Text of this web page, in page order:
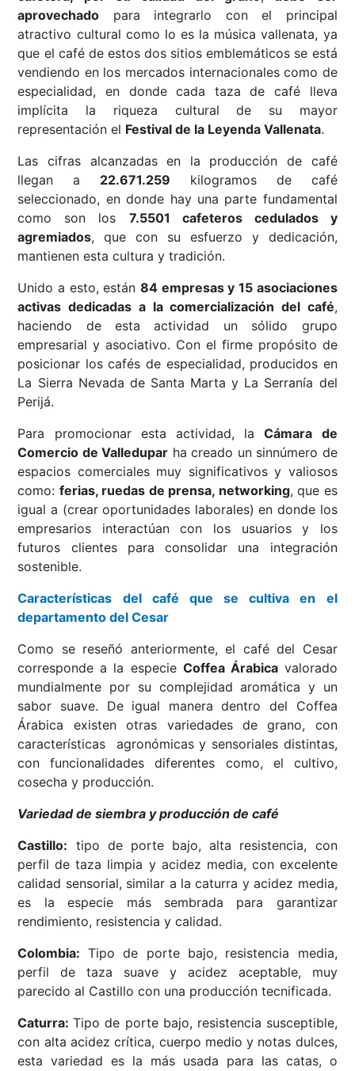
aprovechado para integrarlo con el principal
atractivo cultural como lo es la música vallenata, ya
que el café de estos dos sitios emblemáticos se está
vendiendo en los mercados internacionales como de
especialidad, en donde cada taza de café lleva
implícita la riqueza cultural de su mayor
representación el Festival de la Leyenda Vallenata.
Las cifras alcanzadas en la producción de café
llegan a 22.671.259 kilogramos de café
seleccionado, en donde hay una parte fundamental
como son los 7.5501 cafeteros cedulados y
agremiados, que con su esfuerzo y dedicación,
mantienen esta cultura y tradición.
Unido a esto, están 84 empresas y 15 asociaciones
activas dedicadas a la comercialización del café,
haciendo de esta actividad un sólido grupo
empresarial y asociativo. Con el firme propósito de
posicionar los cafés de especialidad, producidos en
La Sierra Nevada de Santa Marta y La Serranía del
Perijá.
Para promocionar esta actividad, laCámara de
Comercio de Valledupar ha creado un sinnúmero de
espacios comerciales muy significativos y valiosos
como: ferias, ruedas de prensa, networking, que es
igual a (crear oportunidades laborales) en donde los
empresarios interactúan con los usuarios y los
futuros clientes para consolidar una integración
sostenible.
Características del café que se cultiva en el
departamento del Cesar
Como se reseñó anteriormente, el café del Cesar
corresponde a la especie Coffea Árabicavalorado
mundialmente por su complejidad aromática y un
sabor suave. De igual manera dentro del Coffea
Árabica existen otras variedades de grano, con
características agronómicas y sensoriales distintas,
con funcionalidades diferentes como, el cultivo,
cosecha y producción.
Variedad de siembra y producción de café
Castillo: tipo de porte bajo, alta resistencia, con
perfil de taza limpia y acidez media, con excelente
calidad sensorial, similar a la caturra y acidez media,
es la especie más sembrada para garantizar
rendimiento, resistencia y calidad.
Colombia: Tipo de porte bajo, resistencia media,
perfil de taza suave y acidez aceptable, muy
parecido al Castillo con una producción tecnificada.
Caturra:Tipo de porte bajo, resistencia susceptible,
con alta acidez crítica, cuerpo medio y notas dulces,
esta variedad es la más usada para las catas, o